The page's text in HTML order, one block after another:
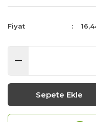
Fiyat
Sepete Ekle